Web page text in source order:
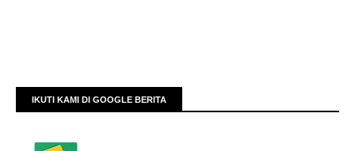
IKUTI KAMI DI GOOGLE BERITA